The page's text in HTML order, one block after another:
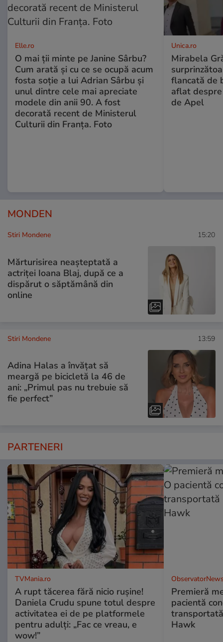
Elle.ro
O mai ții minte pe Janine Sârbu?
Cum arată și cu ce se ocupă acum
fosta soție a lui Adrian Sârbu și
unul dintre cele mai apreciate
modele din anii 90. A fost
decorată recent de Ministerul
Culturii din Franța. Foto
Unica.ro
Mirabela
flancată de
aflat
de Apel
MONDEN
Stiri Mondene 15:20
Mărturisirea neașteptată a
actriței Ioana Blaj, după ce a
dispărut o săptămână din
online
Stiri Mondene 13:59
Adina Halas a învățat să
meargă pe bicicletă la 46 de
ani: „Primul pas nu trebuie să
fie perfect”
PARTENERI
TVMania.ro
A rupt tăcerea fără nicio rușine!
Daniela Crudu spune totul despre
activitatea ei de pe platformele
pentru adulți: „Fac ce vreau, e
wow!”
Premieră
pacientă
Hawk